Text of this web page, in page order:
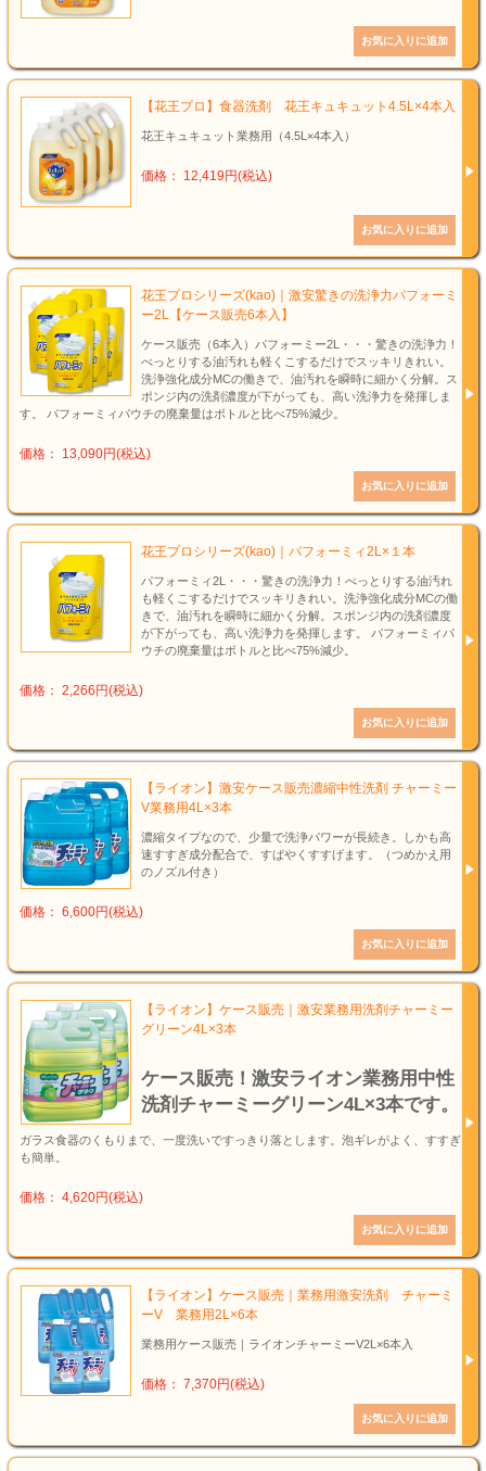
【花王プロ】食器洗剤 花王キュキュット4.5L×4本入
花王キュキュット業務用（4.5L×4本入）
価格： 12,419円(税込)
花王プロシリーズ(kao)｜激安驚きの洗浄力パフォーミ
ー2L【ケース販売6本入】
ケース販売（6本入）パフォーミー2L・・・驚きの洗浄力！
べっとりする油汚れも軽くこするだけでスッキリきれい。
洗浄強化成分MCの働きで、油汚れを瞬時に細かく分解。ス
ポンジ内の洗剤濃度が下がっても、高い洗浄力を発揮しま
す。 パフォーミィパウチの廃棄量はボトルと比べ75%減少。
価格： 13,090円(税込)
花王プロシリーズ(kao)｜パフォーミィ2L×１本
パフォーミィ2L・・・驚きの洗浄力！べっとりする油汚れ
も軽くこするだけでスッキリきれい。洗浄強化成分MCの働
きで、油汚れを瞬時に細かく分解。スポンジ内の洗剤濃度
が下がっても、高い洗浄力を発揮します。 パフォーミィパ
ウチの廃棄量はボトルと比べ75%減少。
価格： 2,266円(税込)
【ライオン】激安ケース販売濃縮中性洗剤 チャーミー
V業務用4L×3本
濃縮タイプなので、少量で洗浄パワーが長続き。しかも高
速すすぎ成分配合で、すばやくすすげます。（つめかえ用
のノズル付き）
価格： 6,600円(税込)
【ライオン】ケース販売｜激安業務用洗剤チャーミー
グリーン4L×3本
ケース販売！激安ライオン業務用中性
洗剤チャーミーグリーン4L×3本です。
ガラス食器のくもりまで、一度洗いですっきり落とします。泡ギレがよく、すすぎ
も簡単。
価格： 4,620円(税込)
【ライオン】ケース販売｜業務用激安洗剤 チャーミ
ーV 業務用2L×6本
業務用ケース販売｜ライオンチャーミーV2L×6本入
価格： 7,370円(税込)